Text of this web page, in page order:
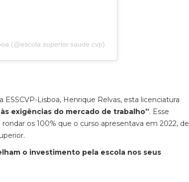
(@escola.superior.saude.cvp)
Lisboa, Henrique Relvas, esta licenciatura
exigências do mercado de trabalho”. Esse
os 100% que o curso apresentava em 2022, de
o investimento pela escola nos seus